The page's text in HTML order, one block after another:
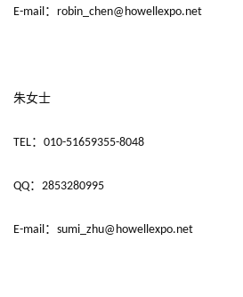
E-mail： robin_chen@howellexpo.net
朱女士
TEL： 010-51659355-8048
QQ： 2853280995
E-mail： sumi_zhu@howellexpo.net